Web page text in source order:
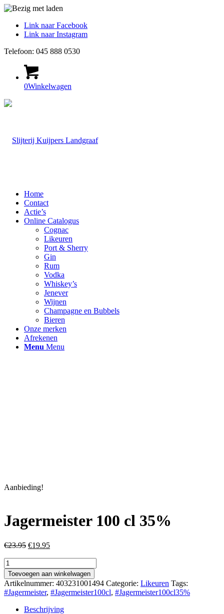
Link naar Facebook
Link naar Instagram
Telefoon: 045 888 0530
0Winkelwagen
Home
Contact
Actie’s
Online Catalogus
Cognac
Likeuren
Port & Sherry
Gin
Rum
Vodka
Whiskey’s
Jenever
Wijnen
Champagne en Bubbels
Bieren
Onze merken
Afrekenen
Menu Menu
Aanbieding!
Jagermeister 100 cl 35%
€23.95 Oorspronkelijke
€23.95.
€19.95Huidige
€19.95.
Jagermeister
100
cl
35%
aantal
Toevoegen aan winkelwagen
Artikelnummer: 403231001494 Categorie: Likeuren Tags:
#Jagermeister, #Jagermeister100cl, #Jagermeister100cl35%
Beschrijving